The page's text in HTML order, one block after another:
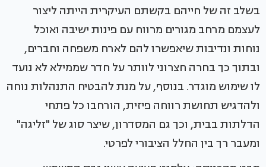
בשלב זה של חייהם בקשתם העיקרית הייתה ליצור
לעצמם מרחב מגורים מרווח עם פינות ישיבה ואוכל
נוחות ונדיבות שיאפשרו להם לארח משפחה וחברים,
ובתוך כך בחרה חצרוני לוותר על חדר שממילא לא נועד
לו שימוש מוגדר. בנוסף, על מנת להבטיח התנהלות נוחה
ולהדגיש תחושת רווחה פיזית, הורחבו כל פתחי
הדלתות בבית, וכך גם המסדרון, שיצר סוג של "זליגה"
ומעבר רך בין החלל הציבורי לפרטי.